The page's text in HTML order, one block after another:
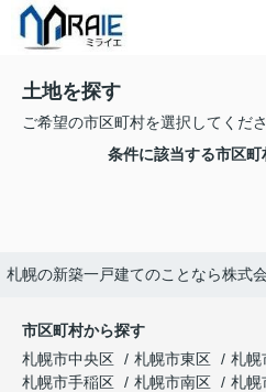
土地を探す
ご希望の市区町村を選択してくだ
条件に該当する市区町
札幌の新築一戸建てのことなら株式
市区町村から探す
札幌市中央区
札幌市東区 札幌
札幌市手稲区
札幌市南区 札幌